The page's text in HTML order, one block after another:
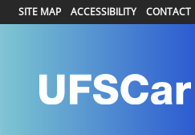
SITE MAP ACCESSIBILITY CONTACT